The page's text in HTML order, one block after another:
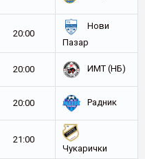
20:00
Нови
Пазар
20:00 ИМТ (НБ)
20:00 Радник
21:00
Чукарички